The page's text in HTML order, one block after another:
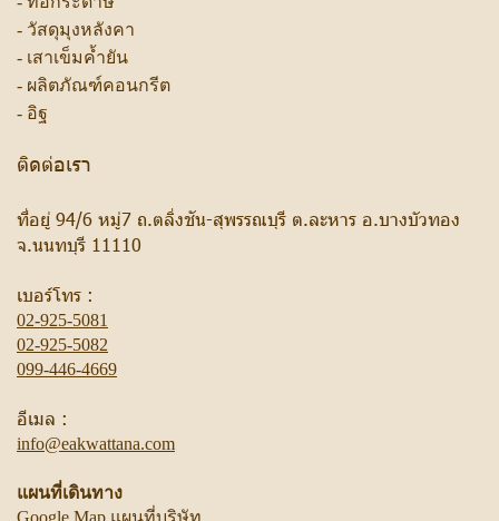
- วัสดุมุงหลังคา
- เสาเข็มค้ำยัน
- ผลิตภัณฑ์คอนกรีต
- อิฐ
ติดต่อเรา
ที่อยู่ 94/6 หมู่7 ถ.ตลิ่งชัน-สุพรรณบุรี ต.ละหาร อ.บางบัวทอง
จ.นนทบุรี 11110
เบอร์โทร :
02-925-5081
02-925-5082
099-446-4669
อีเมล :
info@eakwattana.com
แผนที่เดินทาง
Google Map แผนที่บริษัท